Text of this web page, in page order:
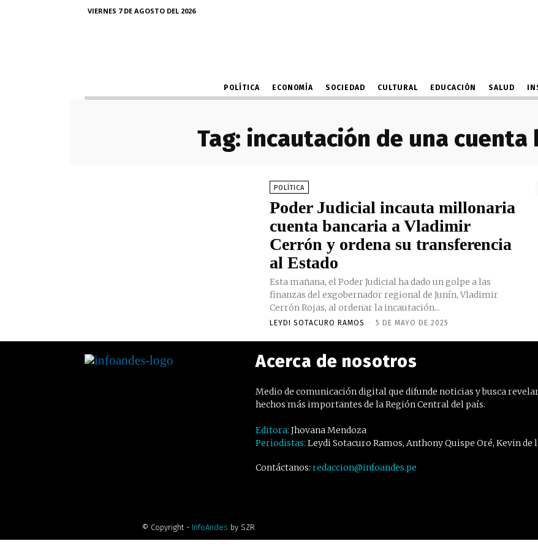
VIERNES 7 DE AGOSTO DEL 2026
POLÍTICA ECONOMÍA SOCIEDAD CULTURAL EDUCACIÓN SALUD
Tag: incautación de una cuenta
POLÍTICA
Poder Judicial incauta millonaria
cuenta bancaria a Vladimir
Cerrón y ordena su transferencia
al Estado
Esta mañana, el Poder Judicial ha dado un golpe a las
finanzas del exgobernador regional de Junín, Vladimir
Cerrón Rojas, al ordenar la incautación...
LEYDI SOTACURO RAMOS - 5 DE MAYO DE 2025
Acerca de nosotros
Medio de comunicación digital que difunde noticias y busca
hechos más importantes de la Región Central del país.
Editora: Jhovana Mendoza
Periodistas: Leydi Sotacuro Ramos, Anthony Quispe Oré, Kevin de
Contáctanos: redaccion@infoandes.pe
© Copyright - InfoAndes by SZR